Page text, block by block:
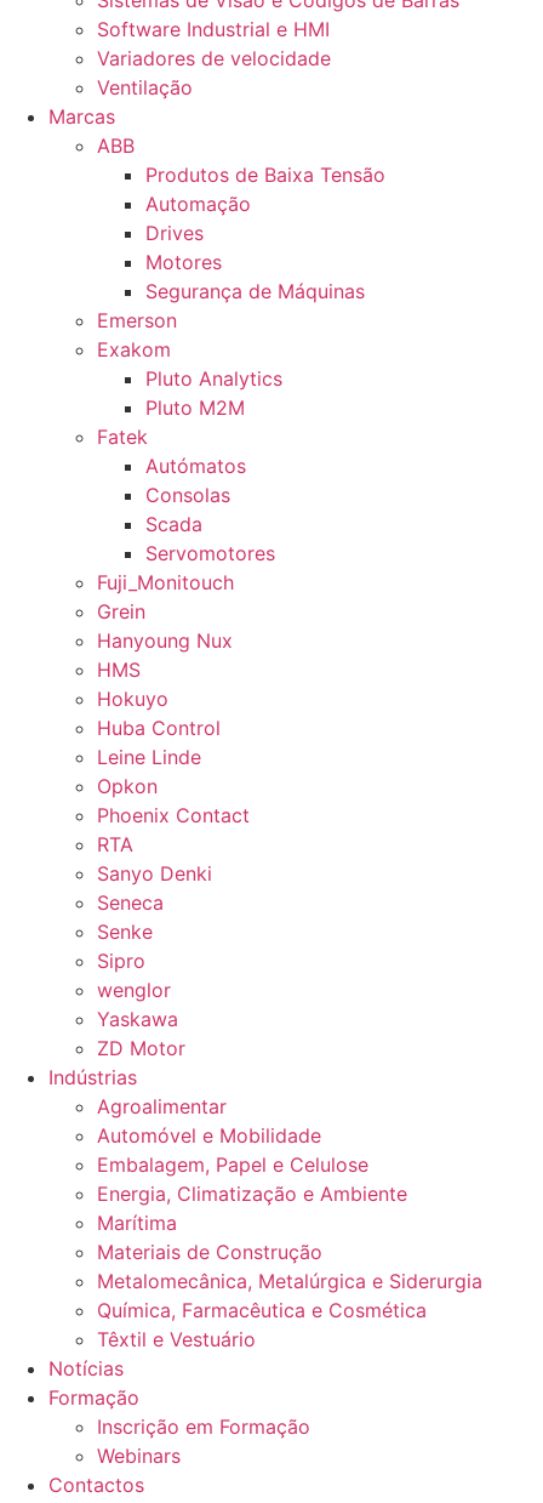
Software Industrial e HMI
Variadores de velocidade
Ventilação
Marcas
ABB
Produtos de Baixa Tensão
Automação
Drives
Motores
Segurança de Máquinas
Emerson
Exakom
Pluto Analytics
Pluto M2M
Fatek
Autómatos
Consolas
Scada
Servomotores
Fuji_Monitouch
Grein
Hanyoung Nux
HMS
Hokuyo
Huba Control
Leine Linde
Opkon
Phoenix Contact
RTA
Sanyo Denki
Seneca
Senke
Sipro
wenglor
Yaskawa
ZD Motor
Indústrias
Agroalimentar
Automóvel e Mobilidade
Embalagem, Papel e Celulose
Energia, Climatização e Ambiente
Marítima
Materiais de Construção
Metalomecânica, Metalúrgica e Siderurgia
Química, Farmacêutica e Cosmética
Têxtil e Vestuário
Notícias
Formação
Inscrição em Formação
Webinars
Contactos